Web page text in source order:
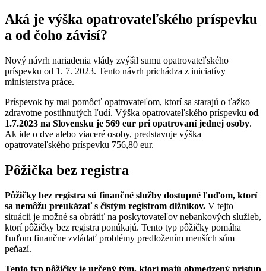
Aká je výška opatrovateľského príspevku
a od čoho závisí?
Nový návrh nariadenia vlády zvýšil sumu opatrovateľského
príspevku od 1. 7. 2023. Tento návrh prichádza z iniciatívy
ministerstva práce.
Príspevok by mal pomôcť opatrovateľom, ktorí sa starajú o ťažko
zdravotne postihnutých ľudí. Výška opatrovateľského príspevku od
1.7.2023 na Slovensku je 569 eur pri opatrovaní jednej osoby.
Ak ide o dve alebo viaceré osoby, predstavuje výška
opatrovateľského príspevku 756,80 eur.
Pôžička bez registra
Pôžičky bez registra sú finančné služby dostupné ľuďom, ktorí
sa nemôžu preukázať s čistým registrom dlžníkov. V tejto
situácii je možné sa obrátiť na poskytovateľov nebankových služieb,
ktorí pôžičky bez registra ponúkajú. Tento typ pôžičky pomáha
ľuďom finančne zvládať problémy predložením menších súm
peňazí.
Tento typ pôžičky je určený tým, ktorí majú obmedzený prístup